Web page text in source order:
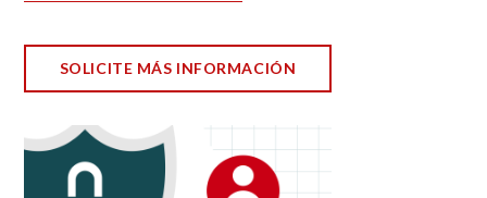
SOLICITE MÁS INFORMACIÓN